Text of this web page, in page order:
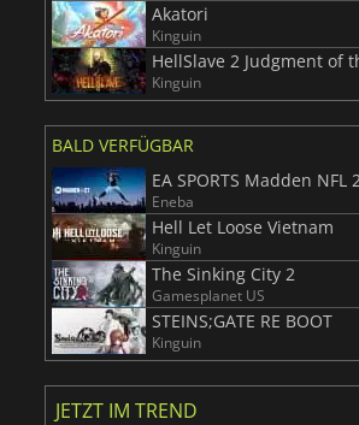
Total War WARHAMMER 3
Akatori
Kinguin
HellSlave 2 Judgment of
Kinguin
BALD VERFÜGBAR
EA SPORTS Madden NFL
Eneba
Hell Let Loose Vietnam
Kinguin
The Sinking City 2
Gamesplanet US
STEINS;GATE RE BOOT
Kinguin
JETZT IM TREND